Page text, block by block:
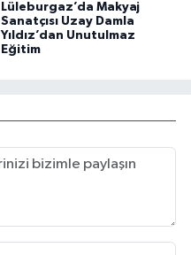
Lüleburgaz’da Makyaj
Sanatçısı Uzay Damla
Yıldız’dan Unutulmaz
Eğitim